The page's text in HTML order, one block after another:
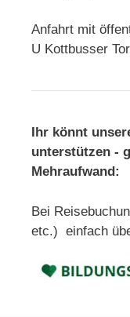
Anfahrt mit
U Kottbusser
Ihr könnt
unterstützen -
Mehraufwand:
Bei
etc.) einfach